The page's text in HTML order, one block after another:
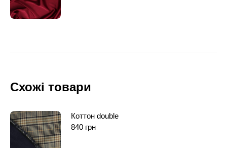
Схожі товари
Коттон double
840 грн